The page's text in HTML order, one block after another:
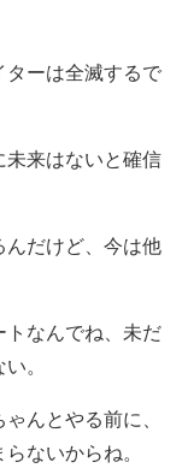
ターは全滅するで
未来はないと確信
だけど、今は他
トなんでね、未だ
。
んとやる前に、
ないからね。